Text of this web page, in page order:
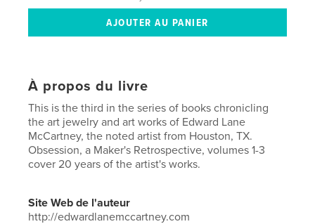
À propos du livre
This is the third in the series of books chronicling
the art jewelry and art works of Edward Lane
McCartney, the noted artist from Houston, TX.
Obsession, a Maker's Retrospective, volumes 1-3
cover 20 years of the artist's works.
Site Web de l'auteur
http://edwardlanemccartney.com